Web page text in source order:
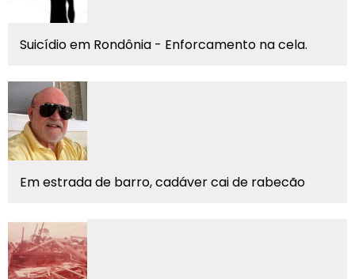
Suicídio em Rondônia - Enforcamento na cela.
Em estrada de barro, cadáver cai de rabecão